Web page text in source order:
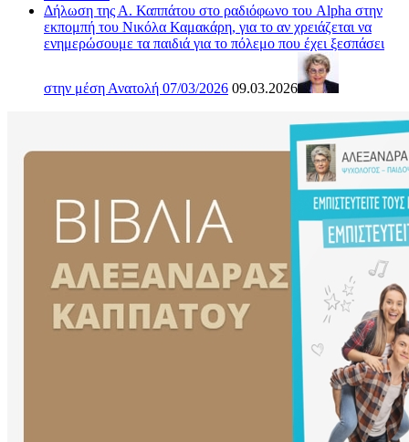
Δήλωση της Α. Καππάτου στο ραδιόφωνο του Alpha στην
εκπομπή του Νικόλα Καμακάρη, για το αν χρειάζεται να
ενημερώσουμε τα παιδιά για το πόλεμο που έχει ξεσπάσει
στην μέση Ανατολή 07/03/2026 09.03.2026